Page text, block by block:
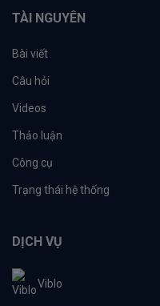
TÀI NGUYÊN
Bài viết
Câu hỏi
Videos
Thảo luận
Công cụ
Trạng thái hệ thống
DỊCH VỤ
Viblo